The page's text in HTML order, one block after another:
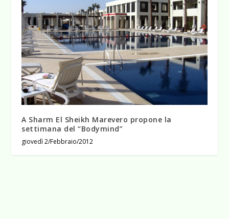
A Sharm El Sheikh Marevero propone la
settimana del “Bodymind”
giovedì 2/Febbraio/2012